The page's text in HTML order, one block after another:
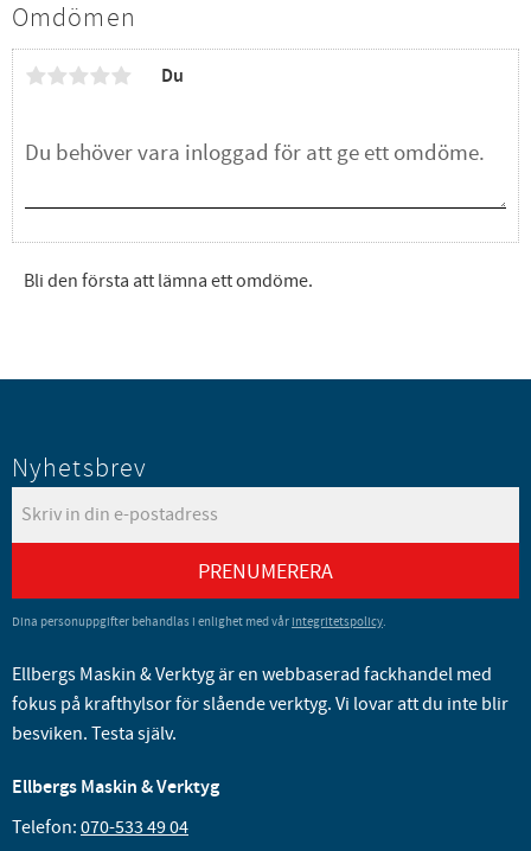
Omdömen
Du
Bli den första att lämna ett omdöme.
Nyhetsbrev
PRENUMERERA
Dina personuppgifter behandlas i enlighet med vår integritetspolicy.
Ellbergs Maskin & Verktyg är en webbaserad fackhandel med
fokus på krafthylsor för slående verktyg. Vi lovar att du inte blir
besviken. Testa själv.
Ellbergs Maskin & Verktyg
Telefon: 070-533 49 04